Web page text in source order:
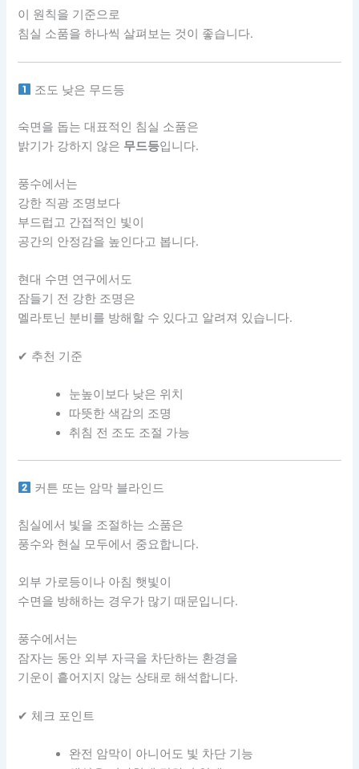
이 원칙을 기준으로
침실 소품을 하나씩 살펴보는 것이 좋습니다.
조도 낮은 무드등
숙면을 돕는 대표적인 침실 소품은
밝기가 강하지 않은 무드등입니다.
풍수에서는
강한 직광 조명보다
부드럽고 간접적인 빛이
공간의 안정감을 높인다고 봅니다.
현대 수면 연구에서도
잠들기 전 강한 조명은
멜라토닌 분비를 방해할 수 있다고 알려져 있습니다.
✔ 추천 기준
눈높이보다 낮은 위치
따뜻한 색감의 조명
취침 전 조도 조절 가능
커튼 또는 암막 블라인드
침실에서 빛을 조절하는 소품은
풍수와 현실 모두에서 중요합니다.
외부 가로등이나 아침 햇빛이
수면을 방해하는 경우가 많기 때문입니다.
풍수에서는
잠자는 동안 외부 자극을 차단하는 환경을
기운이 흩어지지 않는 상태로 해석합니다.
✔ 체크 포인트
완전 암막이 아니어도 빛 차단 기능